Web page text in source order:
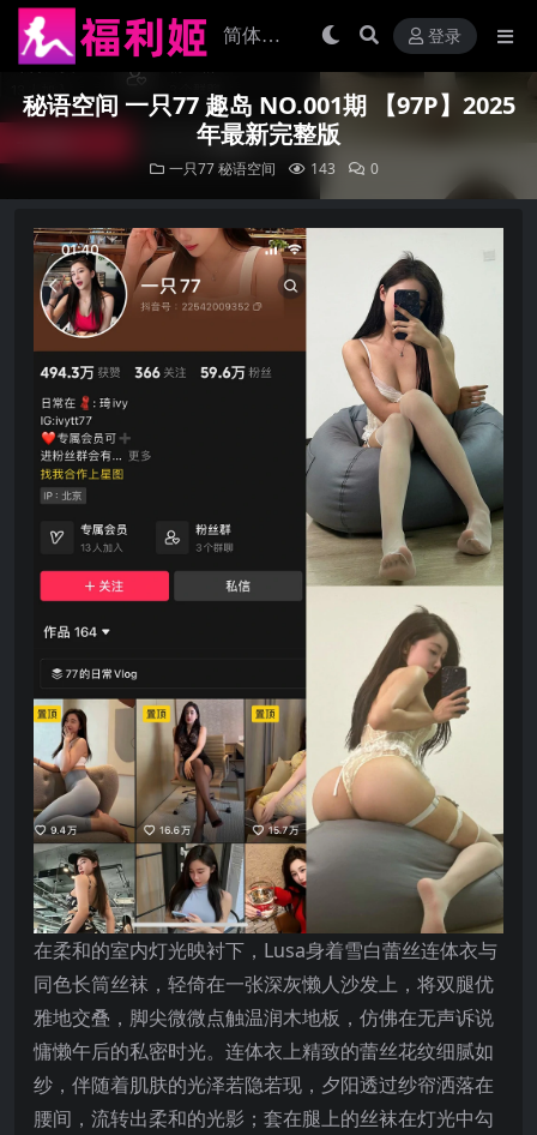
登录
秘语空间 一只77 趣岛 NO.001期 【97P】2025
年最新完整版
一只77 秘语空间 143 0
在柔和的室内灯光映衬下，Lusa身着雪白蕾丝连体衣与
同色长筒丝袜，轻倚在一张深灰懒人沙发上，将双腿优
雅地交叠，脚尖微微点触温润木地板，仿佛在无声诉说
慵懒午后的私密时光。连体衣上精致的蕾丝花纹细腻如
纱，伴随着肌肤的光泽若隐若现，夕阳透过纱帘洒落在
腰间，流转出柔和的光影；套在腿上的丝袜在灯光中勾